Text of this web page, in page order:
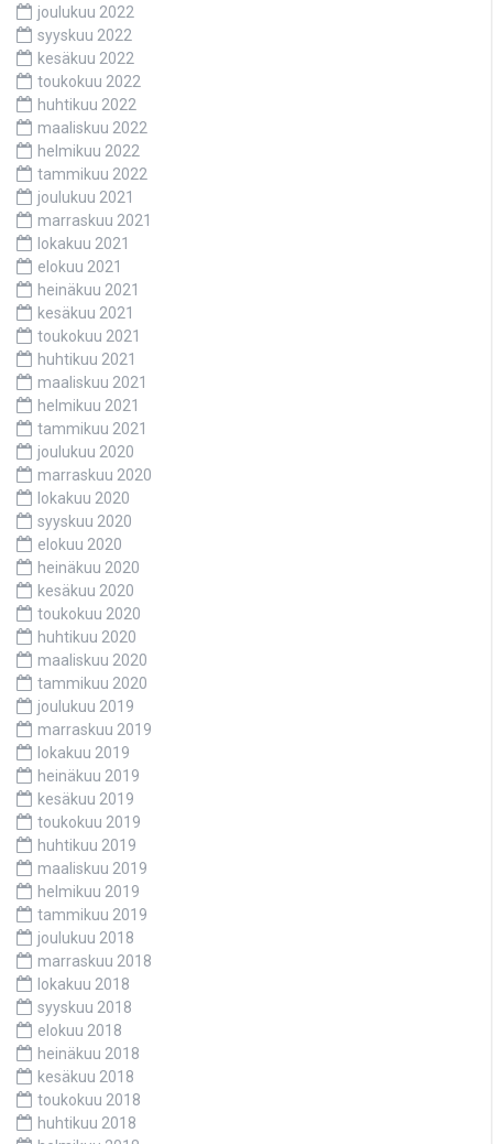
joulukuu 2022
syyskuu 2022
kesäkuu 2022
toukokuu 2022
huhtikuu 2022
maaliskuu 2022
helmikuu 2022
tammikuu 2022
joulukuu 2021
marraskuu 2021
lokakuu 2021
elokuu 2021
heinäkuu 2021
kesäkuu 2021
toukokuu 2021
huhtikuu 2021
maaliskuu 2021
helmikuu 2021
tammikuu 2021
joulukuu 2020
marraskuu 2020
lokakuu 2020
syyskuu 2020
elokuu 2020
heinäkuu 2020
kesäkuu 2020
toukokuu 2020
huhtikuu 2020
maaliskuu 2020
tammikuu 2020
joulukuu 2019
marraskuu 2019
lokakuu 2019
heinäkuu 2019
kesäkuu 2019
toukokuu 2019
huhtikuu 2019
maaliskuu 2019
helmikuu 2019
tammikuu 2019
joulukuu 2018
marraskuu 2018
lokakuu 2018
syyskuu 2018
elokuu 2018
heinäkuu 2018
kesäkuu 2018
toukokuu 2018
huhtikuu 2018